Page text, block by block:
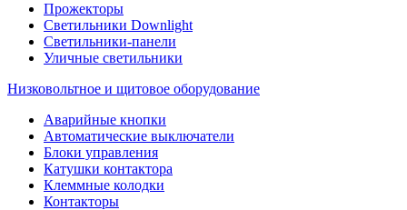
Прожекторы
Светильники Downlight
Светильники-панели
Уличные светильники
Низковольтное и щитовое оборудование
Аварийные кнопки
Автоматические выключатели
Блоки управления
Катушки контактора
Клеммные колодки
Контакторы